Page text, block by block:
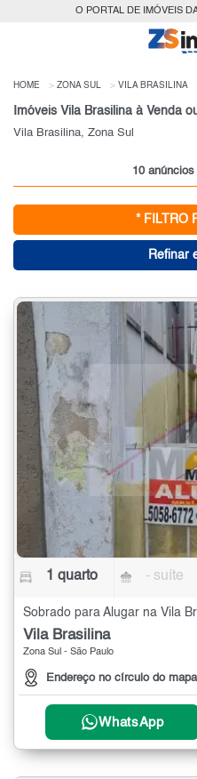
O PORTAL DE IMÓVEIS
HOME ZONA SUL VILA BRASILINA
Vila Brasilina, Zona Sul
10
* FILTRO
Refinar
1 quarto - suíte
Sobrado para Alugar na Vila
Vila Brasilina
Zona Sul - São Paulo
Endereço no círculo do mapa
WhatsApp